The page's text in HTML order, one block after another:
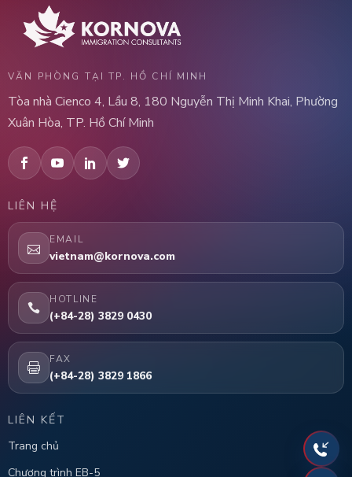
VĂN PHÒNG TẠI TP. HỒ CHÍ MINH
Tòa nhà Cienco 4, Lầu 8, 180 Nguyễn Thị Minh Khai, Phường
Xuân Hòa, TP. Hồ Chí Minh
LIÊN HỆ
EMAIL
vietnam@kornova.com
HOTLINE
(+84-28) 3829 0430
FAX
(+84-28) 3829 1866
LIÊN KẾT
Trang chủ
Chương trình EB-5